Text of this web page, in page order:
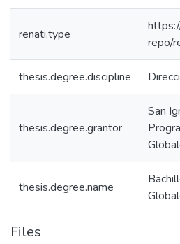
renati.type
repo/
thesis.degree.discipline
thesis.degree.grantor
San
thesis.degree.name
Files